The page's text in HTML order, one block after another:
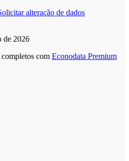
alteração de dados
de 2026
completos com Econodata Premium